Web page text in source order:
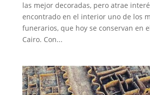
las mejor decoradas, pero atrae
encontrado en el interior uno de los
funerarios, que hoy se conservan en
Cairo. Con...